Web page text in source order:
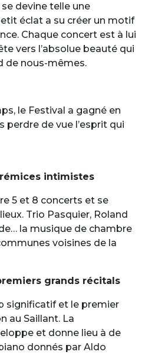
devine telle une
éclat a su créer un motif
Chaque concert est à lui
vers l’absolue beauté qui
de nous-mêmes.
le Festival a gagné en
de vue l’esprit qui
intimistes
5 et 8 concerts et se
Trio Pasquier, Roland
la musique de chambre
voisines de la
grands récitals
significatif et le premier
au Saillant. La
et donne lieu à de
donnés par Aldo